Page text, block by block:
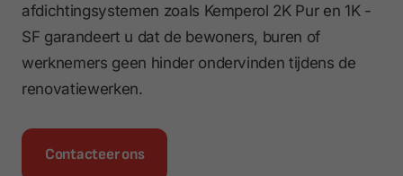
afdichtingsystemen zoals Kemperol 2K Pur en 1K -
SF garandeert u dat de bewoners, buren of
werknemers geen hinder ondervinden tijdens de
renovatiewerken.
Contacteer ons